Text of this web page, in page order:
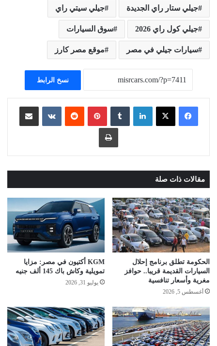
جيلي ستار راي الجديدة جيلي سيتي راي
جيلي كول راي 2026 سوق السيارات
سيارات جيلي في مصر موقع مصر كارز
نسخ الرابط
لينكدإن ‏Tumblr بينتيريست
‏Reddit
‏VKontakte مشاركة عبر البريد
طباعة
مقالات ذات صلة
الحكومة تطلق برنامج إحلال
السيارات القديمة قريبا.. حوافز
مغرية وأسعار تنافسية
أغسطس 5, 2026
KGM أكتيون في مصر: مزايا
تمويلية وكاش باك 145 ألف جنيه
يوليو 31, 2026